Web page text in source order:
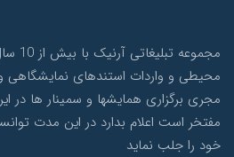
محیطی و واردات استندهای
مجری برگزاری همایشها و سمینار ها در
مفتخر است اعلام بدارد در این مدت
خود را جلب نماید